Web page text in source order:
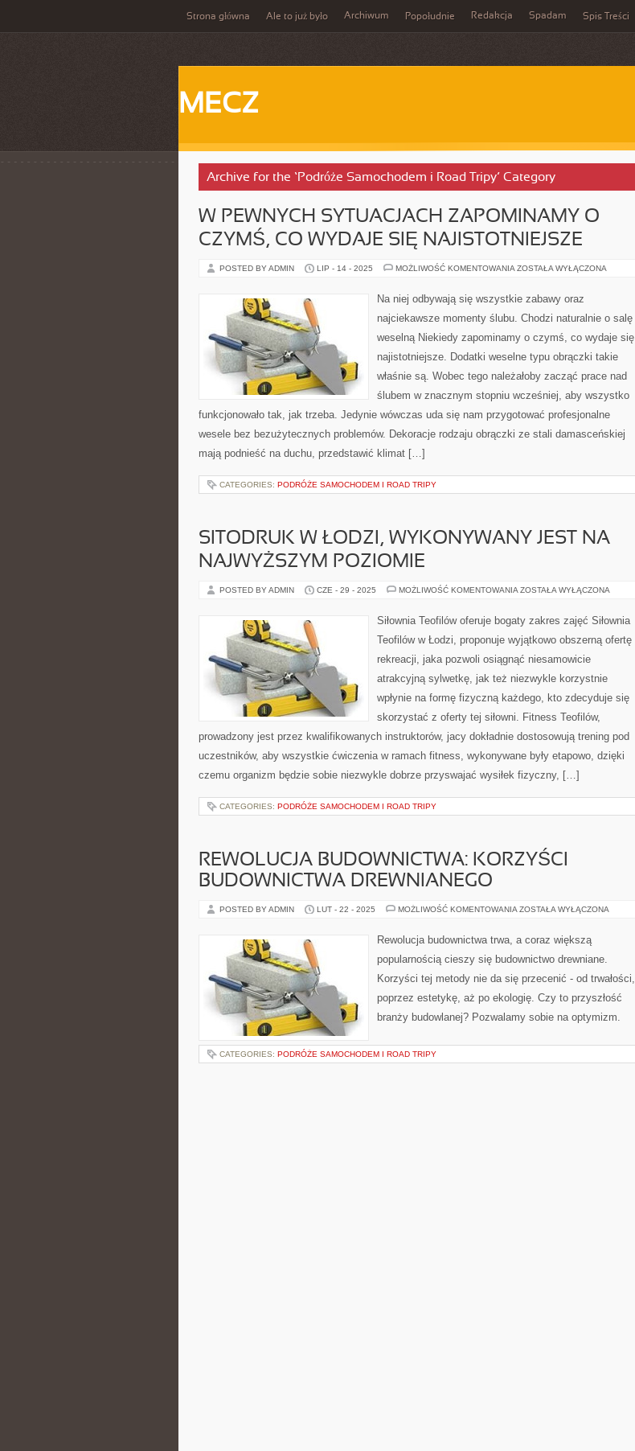
Strona główna Ale to już było Archiwum Popołudnie Redakcja Spadam Spis Treści
MECZ
Archive for the ‘Podróże Samochodem i Road Tripy’ Category
W PEWNYCH SYTUACJACH ZAPOMINAMY O
CZYMŚ, CO WYDAJE SIĘ NAJISTOTNIEJSZE
POSTED BY ADMIN LIP - 14 - 2025 MOŻLIWOŚĆ KOMENTOWANIA W
ZAPOMINAMY
O
CO
SIĘ
ZOSTAŁA WYŁĄCZONA
Na niej odbywają się wszystkie zabawy oraz
najciekawsze momenty ślubu. Chodzi naturalnie o salę
weselną Niekiedy zapominamy o czymś, co wydaje się
najistotniejsze. Dodatki weselne typu obrączki takie
właśnie są. Wobec tego należałoby zacząć prace nad
ślubem w znacznym stopniu wcześniej, aby wszystko
funkcjonowało tak, jak trzeba. Jedynie wówczas uda się nam przygotować profesjonalne
wesele bez bezużytecznych problemów. Dekoracje rodzaju obrączki ze stali damasceńskiej
mają podnieść na duchu, przedstawić klimat […]
CATEGORIES: PODRÓŻE SAMOCHODEM I ROAD TRIPY
SITODRUK W ŁODZI, WYKONYWANY JEST NA
NAJWYŻSZYM POZIOMIE
POSTED BY ADMIN CZE - 29 - 2025 MOŻLIWOŚĆ KOMENTOWANIA SITODRUK
WYKONYWANY
JEST
NAJWYŻSZYM
ZOSTAŁA WYŁĄCZONA
Siłownia Teofilów oferuje bogaty zakres zajęć Siłownia
Teofilów w Łodzi, proponuje wyjątkowo obszerną ofertę
rekreacji, jaka pozwoli osiągnąć niesamowicie
atrakcyjną sylwetkę, jak też niezwykle korzystnie
wpłynie na formę fizyczną każdego, kto zdecyduje się
skorzystać z oferty tej siłowni. Fitness Teofilów,
prowadzony jest przez kwalifikowanych instruktorów, jacy dokładnie dostosowują trening pod
uczestników, aby wszystkie ćwiczenia w ramach fitness, wykonywane były etapowo, dzięki
czemu organizm będzie sobie niezwykle dobrze przyswajać wysiłek fizyczny, […]
CATEGORIES: PODRÓŻE SAMOCHODEM I ROAD TRIPY
REWOLUCJA BUDOWNICTWA: KORZYŚCI
BUDOWNICTWA DREWNIANEGO
POSTED BY ADMIN LUT - 22 - 2025 MOŻLIWOŚĆ KOMENTOWANIA REWOLUCJA
BUDOWNICTWA
DREWNIANEGO
ZOSTAŁA WYŁĄCZONA
Rewolucja budownictwa trwa, a coraz większą
popularnością cieszy się budownictwo drewniane.
Korzyści tej metody nie da się przecenić - od trwałości,
poprzez estetykę, aż po ekologię. Czy to przyszłość
branży budowlanej? Pozwalamy sobie na optymizm.
CATEGORIES: PODRÓŻE SAMOCHODEM I ROAD TRIPY